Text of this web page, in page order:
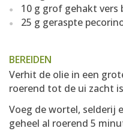
10 g grof gehakt vers
25 g geraspte
BEREIDEN
Verhit de olie in een
roerend tot de ui zacht
Voeg de wortel, selderij
geheel al roerend 5